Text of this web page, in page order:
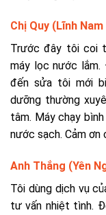
Chị Quy (Lĩnh
Trước đây tôi coi
máy lọc nước lắm.
đến sửa tôi mới
dưỡng thường
tâm. Máy chạy
nước sạch. Cảm
Anh Thắng (Yên
Tôi dùng dịch vụ
tư vấn nhiệt tình.